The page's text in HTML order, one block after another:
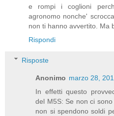
e rompi i coglioni
agronomo nonche'
non ti hanno avvertito. Ma
Rispondi
Risposte
Anonimo marzo 28,
In effetti questo
del M5S: Se non ci
non si spendono soldi